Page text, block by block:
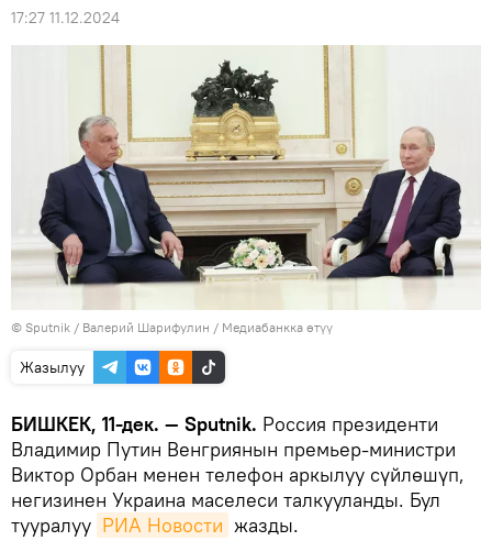
17:27 11.12.2024
© Sputnik / Валерий Шарифулин / Медиабанкка өтүү
Жазылуу
БИШКЕК, 11-дек. — Sputnik. Россия президенти
Владимир Путин Венгриянын премьер-министри
Виктор Орбан менен телефон аркылуу сүйлөшүп,
негизинен Украина маселеси талкууланды. Бул
тууралуу РИА Новости жазды.